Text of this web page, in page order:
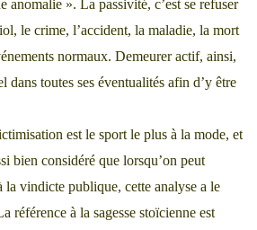
anomalie ». La passivité, c’est se refuser
le crime, l’accident, la maladie, la mort
normaux. Demeurer actif, ainsi,
dans toutes ses éventualités afin d’y être
est le sport le plus à la mode, et
bien considéré que lorsqu’on peut
la vindicte publique, cette analyse a le
référence à la sagesse stoïcienne est